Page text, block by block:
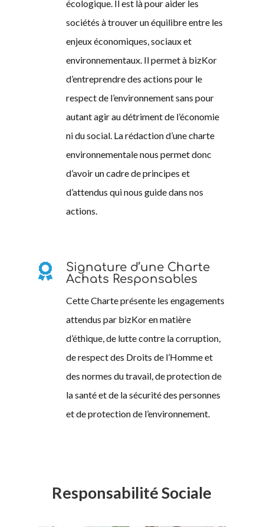
écologique. Il est là pour aider les
sociétés à trouver un équilibre entre les
enjeux économiques, sociaux et
environnementaux. Il permet à bizKor
d’entreprendre des actions pour le
respect de l’environnement sans pour
autant agir au détriment de l’économie
ni du social. La rédaction d’une charte
environnementale nous permet donc
d’avoir un cadre de principes et
d’attendus qui nous guide dans nos
actions.

Signature d’une Charte
Achats Responsables
Cette Charte présente les engagements
attendus par bizKor en matière
d’éthique, de lutte contre la corruption,
de respect des Droits de l’Homme et
des normes du travail, de protection de
la santé et de la sécurité des personnes
et de protection de l’environnement.
Responsabilité Sociale